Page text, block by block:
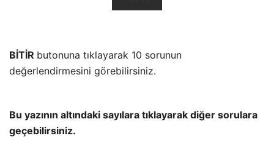
BİTİR butonuna tıklayarak 10 sorunun
değerlendirmesini görebilirsiniz.
Bu yazının altındaki sayılara tıklayarak diğer sorulara
geçebilirsiniz.